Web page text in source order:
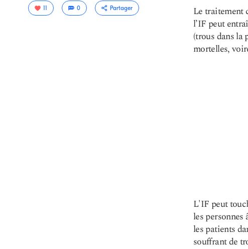
11 0 Partager
Le traitement
l’IF peut
(trous dans
mortelles,
L'IF peut
les personnes
les patients
souffrant de